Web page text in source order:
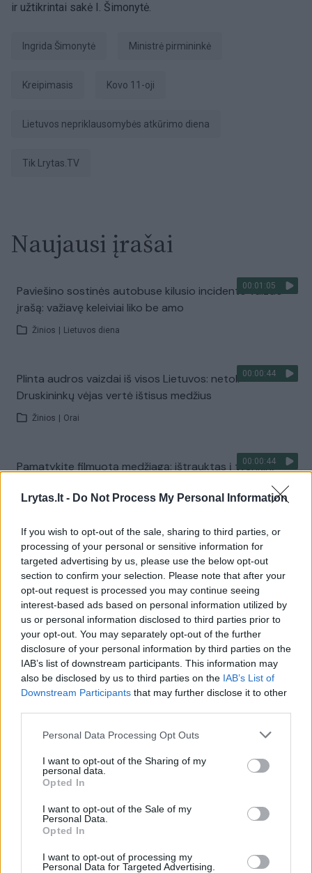
Lrytas.lt - Do Not Process My Personal Information
If you wish to opt-out of the sale, sharing to third parties, or
processing of your personal or sensitive information for
targeted advertising by us, please use the below opt-out
section to confirm your selection. Please note that after your
opt-out request is processed you may continue seeing
interest-based ads based on personal information utilized by
us or personal information disclosed to third parties prior to
your opt-out. You may separately opt-out of the further
disclosure of your personal information by third parties on the
IAB’s list of downstream participants. This information may
also be disclosed by us to third parties on the IAB’s List of
Downstream Participants that may further disclose it to other
Personal Data Processing Opt Outs
I want to opt-out of the Sharing of my
personal data.
Opted In
I want to opt-out of the Sale of my
Personal Data.
Opted In
I want to opt-out of processing my
Personal Data for Targeted Advertising.
ir užtikrintai sakė I. Šimonytė.
Ingrida Šimonytė ministrė pirmininkė
kreipimasis Kovo 11-oji
Lietuvos nepriklausomybės atkūrimo diena
tik Lrytas.TV
Naujausi įrašai
00:01:05
Paviešino sostinės autobuse kilusio incidento vaizdo
įrašą: važiavę keleiviai liko be amo
Žinios Lietuvos diena
00:00:44
Plinta audros vaizdai iš visos Lietuvos: netoli
Druskininkų vėjas vertė ištisus medžius
Žinios Orai
00:00:44
Pamatykite filmuotą medžiagą: ištrauktas į tvenkinį
Žinios
00:00:57
Sinoptikai atsakė, kokiais orais užbaigsime darbo
savaitę: karščiai atsitrauks
Žinios | Orai
Visi įrašai
Žiūrimiausi įrašai
Vaizdai iš tragiškos avarijos Vilniaus r.: dviejų moterų ir
vaiko gyvybių išgelbėti nepavyko
32 laipsnių šilumos